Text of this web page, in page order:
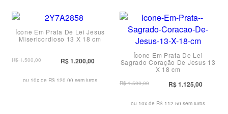
Ícone Em Prata De Lei Jesus
Misericordioso 13 X 18 cm
R$ 1.500,00 R$ 1.200,00
ou 10x de R$ 120,00 sem juros
Ícone Em Prata De Lei
Sagrado Coração De Jesus 13
X 18 cm
R$ 1.500,00 R$ 1.125,00
ou 10x de R$ 112,50 sem juros